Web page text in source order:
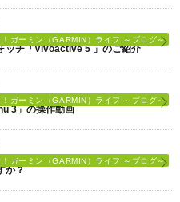
ガーミン（GARMIN）ライフ ～ブログ～
ッチ「Vivoactive 5 」のご紹介
ガーミン（GARMIN）ライフ ～ブログ～
3」の操作動画
ガーミン（GARMIN）ライフ ～ブログ～
か？